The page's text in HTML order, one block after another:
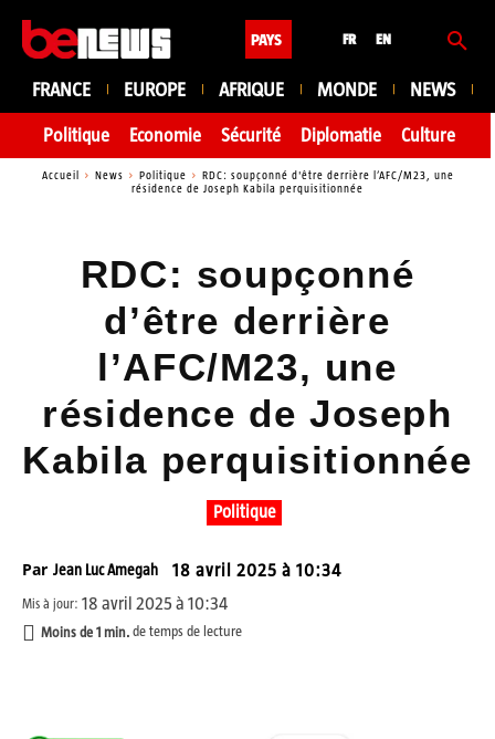
PAYS FR EN
FRANCE EUROPE AFRIQUE MONDE NEWS
Politique Economie Sécurité Diplomatie Culture
Accueil News Politique
RDC: soupçonné d'être derrière l’AFC/M23, une
résidence de Joseph Kabila perquisitionnée
RDC: soupçonné
d’être derrière
l’AFC/M23, une
résidence de Joseph
Kabila perquisitionnée
Politique
Par Jean Luc Amegah 18 avril 2025 à 10:34
Mis à jour: 18 avril 2025 à 10:34
Moins de 1 min. de temps de lecture